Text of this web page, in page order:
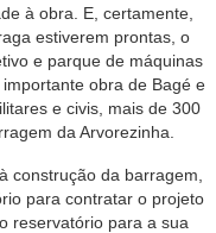
à obra. E, certamente,
estiverem prontas, o
e parque de máquinas
obra de Bagé e
e civis, mais de 300
da Arvorezinha.
construção da barragem,
para contratar o projeto
reservatório para a sua